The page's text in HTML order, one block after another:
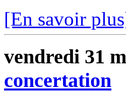
[En savoir
vendredi 31
concertation